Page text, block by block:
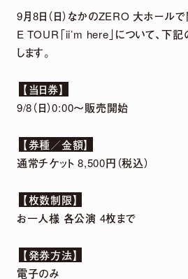
M1.「旅しよ！don’t you？」（
M2.「ふたりピノキオ」（yuigot
M3.「QUEEN」(TORIENA
M4.「HyperLoveSong」（
9月8日（日）なかのZERO 大ホー
E TOUR「ii’m here」について、下
します。
【当日券】
9/8（日）0:00〜販売開始
【券種／金額】
通常チケット 8,500円（税込）
【枚数制限】
お一人様 各公演 4枚まで
【発券方法】
電子のみ